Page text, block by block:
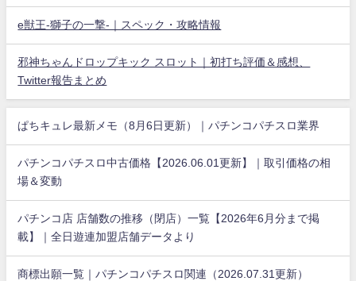
e獣王-獅子の一撃-｜スペック・攻略情報
邪神ちゃんドロップキック スロット｜初打ち評価＆感想、
Twitter報告まとめ
ぱちキュレ最新メモ（8月6日更新）｜パチンコパチスロ業界
パチンコパチスロ中古価格【2026.06.01更新】｜取引価格の相
場＆変動
パチンコ店 店舗数の推移（閉店）一覧【2026年6月分まで掲
載】｜全日遊連加盟店舗データより
商標出願一覧｜パチンコパチスロ関連（2026.07.31更新）